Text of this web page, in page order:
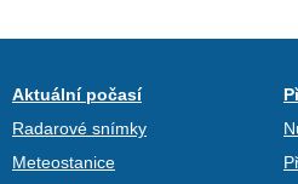
Aktuální počasí
Radarové snímky
Meteostanice